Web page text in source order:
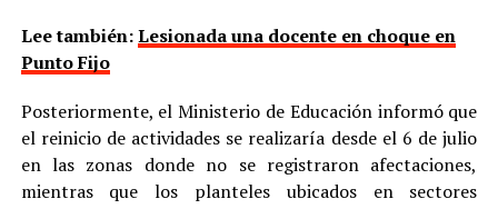
Lee también:Lesionada una docente en choque en
Punto Fijo
Posteriormente, el Ministerio de Educación informó que
el reinicio de actividades se realizaría desde el 6 de julio
en las zonas donde no se registraron afectaciones,
mientras que los planteles ubicados en sectores